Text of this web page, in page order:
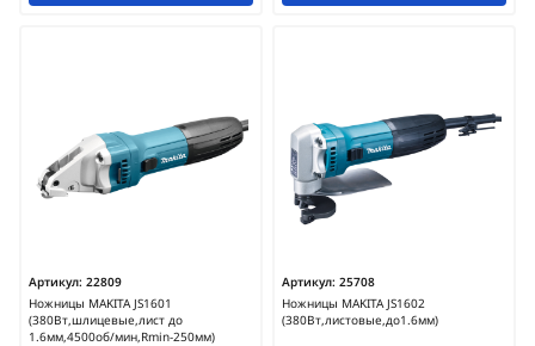
Артикул: 22809
Ножницы MAKITA JS1601
(380Вт,шлицевые,лист до
1.6мм,4500об/мин,Rmin-250мм)
Артикул: 25708
Ножницы MAKITA JS1602
(380Вт,листовые,до1.6мм)